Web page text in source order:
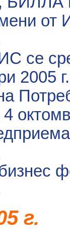
от
се
2005 г.
4
г.